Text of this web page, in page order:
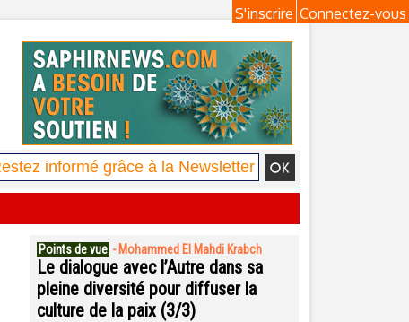
Connectez-vous
S'inscrire
Points de vue - Mohammed El Mahdi Krabch
Le dialogue avec l’Autre dans sa
pleine diversité pour diffuser la
culture de la paix (3/3)